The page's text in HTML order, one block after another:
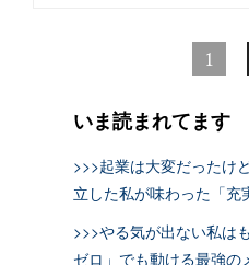
1
いま読まれてます
>>>起業は大変だったけ
立した私が味わった「充
>>>やる気が出ない私は
ゼロ」でも動ける最強の